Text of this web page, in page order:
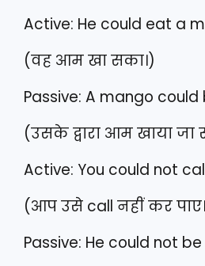
Active: He could eat a
(वह आम खा सका।)
Passive: A mango
(उसके द्वारा आम खाया जा
Active: You could not
(आप उसे call नहीं कर
Passive: He could not